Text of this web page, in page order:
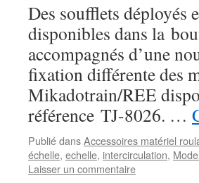
Des soufflets déployés
disponibles dans la
accompagnés d’une
fixation différente des
Mikadotrain/REE
référence TJ-8026. …
Publié dansAccessoires matériel
échelle, echelle, intercirculation,
Laisser un commentaire